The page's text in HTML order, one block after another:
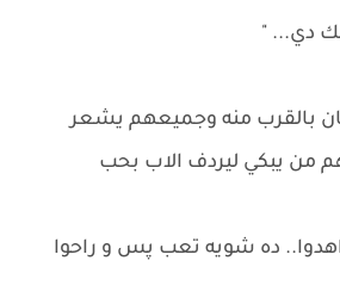
دي... "
بالقرب منه وجميعهم يشعر
من يبكي ليردف الاب بحب
اهدوا.. ده شويه تعب پس و راحوا